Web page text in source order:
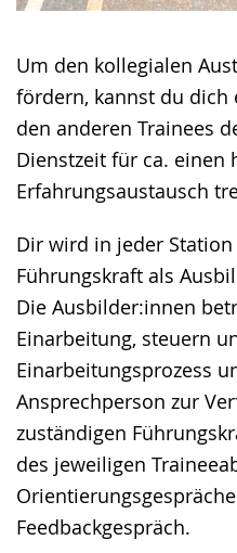
Um den kollegialen
fördern, kannst du
den anderen Trainees
Dienstzeit für ca. einen
Erfahrungsaustausch
Dir wird in jeder
Führungskraft als
Die Ausbilder:innen
Einarbeitung, steuern
Einarbeitungsprozess
Ansprechperson zur
zuständigen
des jeweiligen
Feedbackgespräch.